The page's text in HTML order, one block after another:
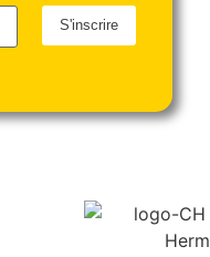
S'inscrire